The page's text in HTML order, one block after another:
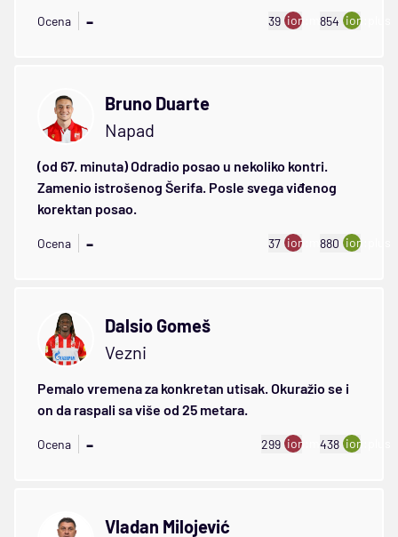
Ocena - 39 ion:minus
854 ion:plus
Bruno Duarte
Napad
(od 67. minuta) Odradio posao u nekoliko kontri.
Zamenio istrošenog Šerifa. Posle svega viđenog
korektan posao.
Ocena - 37 ion:minus
880 ion:plus
Dalsio Gomeš
Vezni
Pemalo vremena za konkretan utisak. Okuražio se i
on da raspali sa više od 25 metara.
Ocena - 299 ion:minus
438 ion:plus
Vladan Milojević